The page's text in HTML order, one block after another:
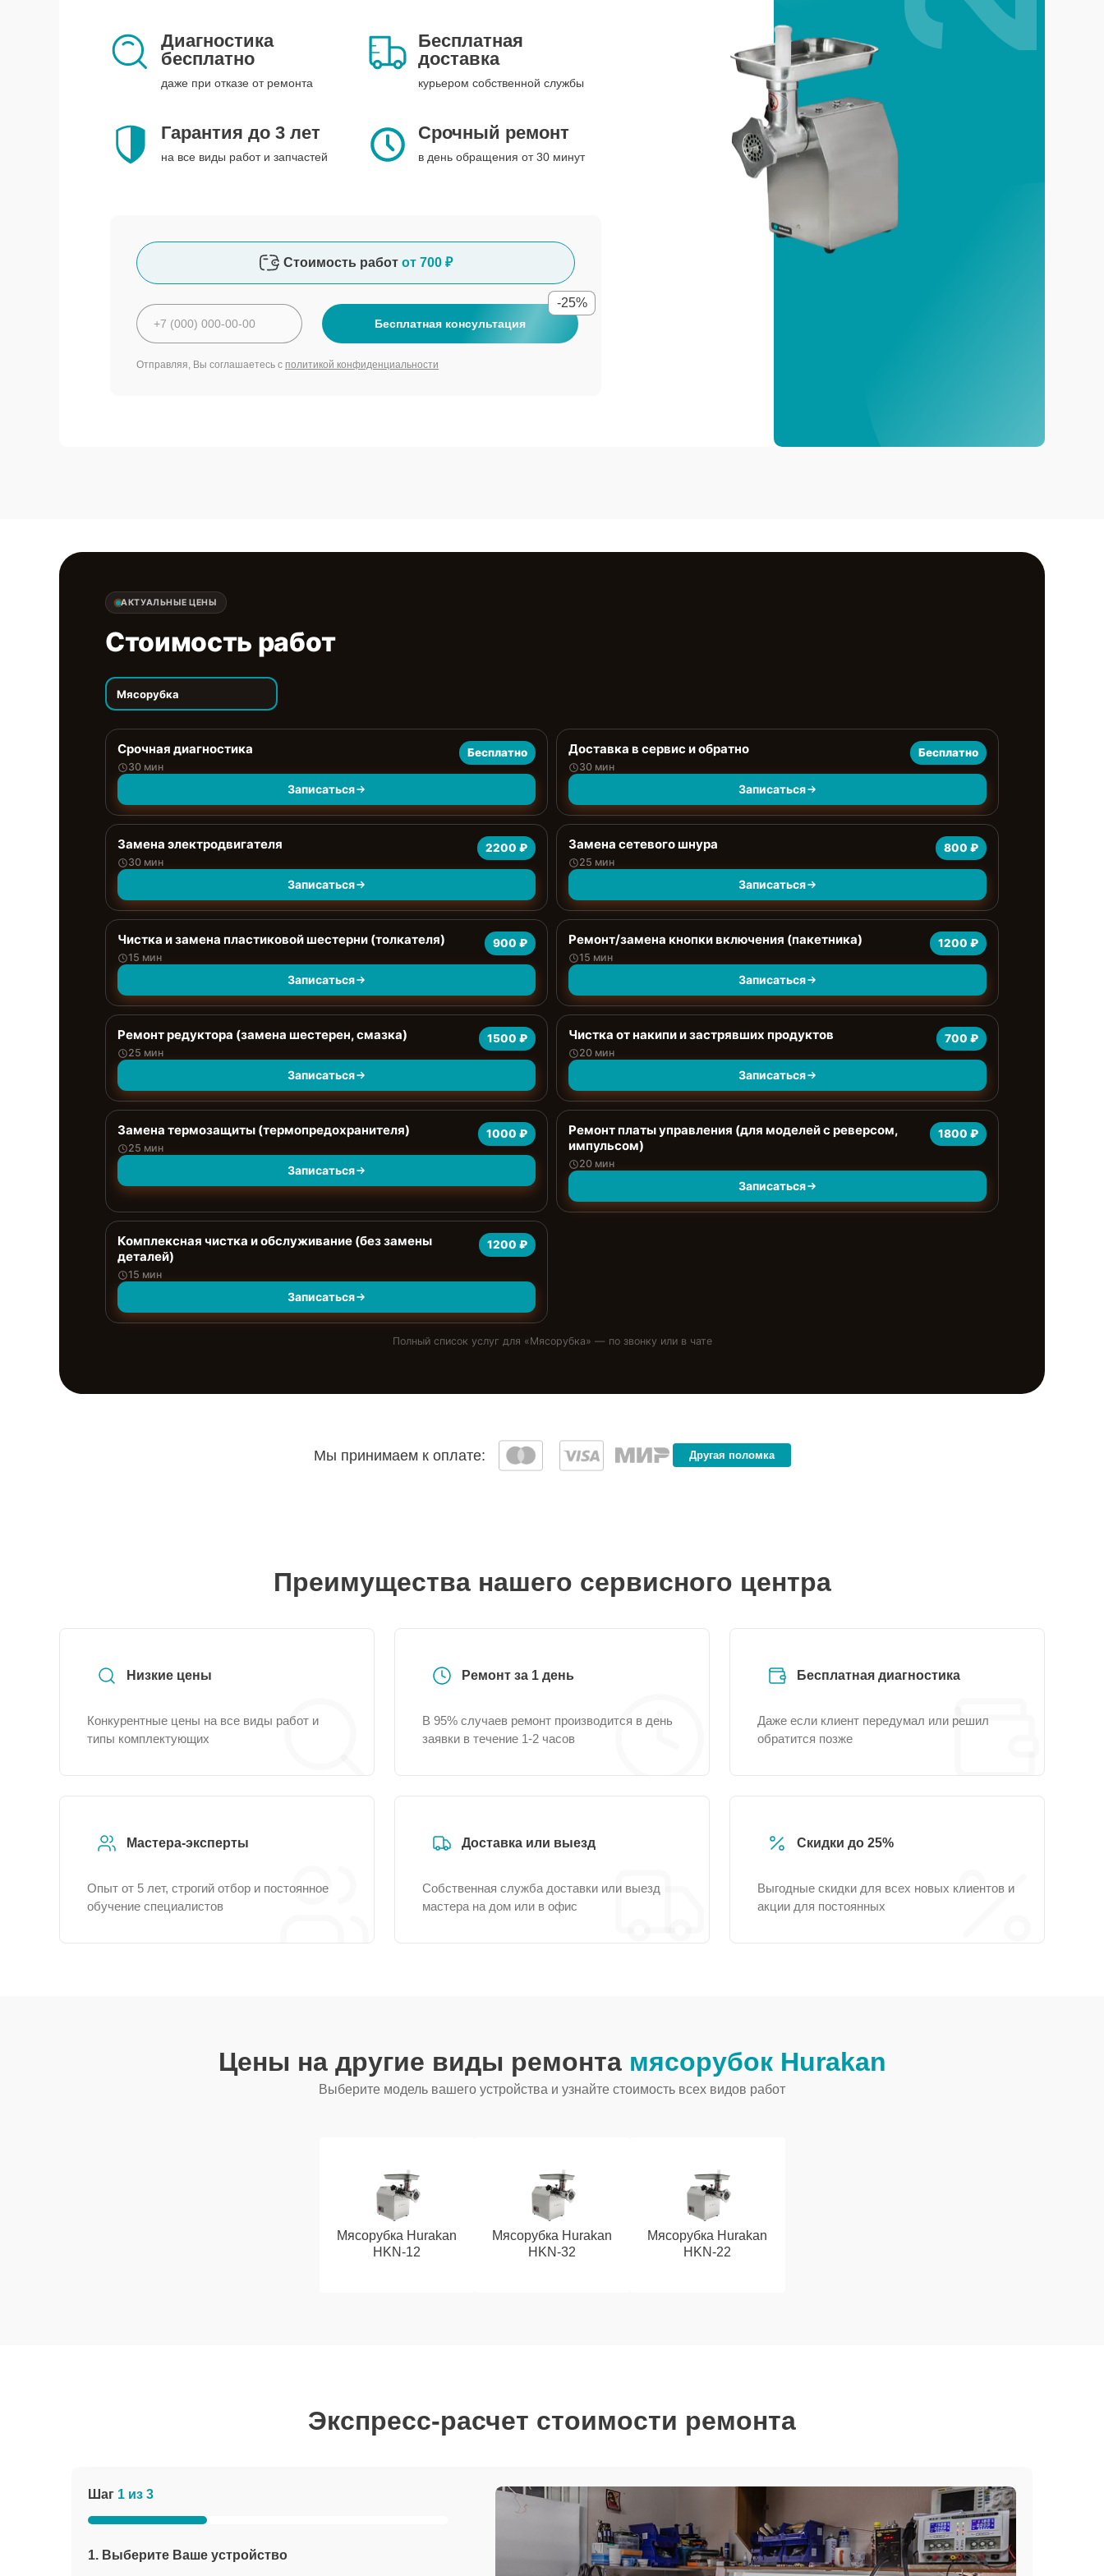
Диагностика
бесплатно
даже при отказе от ремонта
Бесплатная
доставка
курьером собственной службы
Гарантия до 3 лет
на все виды работ и запчастей
Срочный ремонт
в день обращения от 30 минут
Стоимость работ от 700 ₽
Бесплатная консультация
-25%
Отправляя, Вы соглашаетесь с политикой конфиденциальности
АКТУАЛЬНЫЕ ЦЕНЫ
Стоимость работ
Мясорубка
Срочная диагностика
30 мин
Бесплатно
Записаться
Доставка в сервис и обратно
30 мин
Бесплатно
Записаться
Замена электродвигателя
30 мин
2200 ₽
Записаться
Замена сетевого шнура
25 мин
800 ₽
Записаться
Чистка и замена пластиковой шестерни (толкателя)
15 мин
900 ₽
Записаться
Ремонт/замена кнопки включения (пакетника)
15 мин
1200 ₽
Записаться
Ремонт редуктора (замена шестерен, смазка)
25 мин
1500 ₽
Записаться
Чистка от накипи и застрявших продуктов
20 мин
700 ₽
Записаться
Замена термозащиты (термопредохранителя)
25 мин
1000 ₽
Записаться
Ремонт платы управления (для моделей с реверсом,
импульсом)
20 мин
1800 ₽
Записаться
Комплексная чистка и обслуживание (без замены
деталей)
15 мин
1200 ₽
Записаться
Полный список услуг для «Мясорубка» — по звонку или в чате
Мы принимаем к оплате: Другая поломка
Преимущества нашего сервисного центра
Низкие цены
Конкурентные цены на все виды работ и
типы комплектующих
Ремонт за 1 день
В 95% случаев ремонт производится в день
заявки в течение 1-2 часов
Бесплатная диагностика
Даже если клиент передумал или решил
обратится позже
Мастера-эксперты
Опыт от 5 лет, строгий отбор и постоянное
обучение специалистов
Доставка или выезд
Собственная служба доставки или выезд
мастера на дом или в офис
Скидки до 25%
Выгодные скидки для всех новых клиентов и
акции для постоянных
Цены на другие виды ремонта мясорубок Hurakan
Выберите модель вашего устройства и узнайте стоимость всех видов работ
Мясорубка Hurakan
HKN‑12
Мясорубка Hurakan
HKN‑32
Мясорубка Hurakan
HKN‑22
Экспресс-расчет стоимости ремонта
Шаг 1 из 3
1. Выберите Ваше устройство